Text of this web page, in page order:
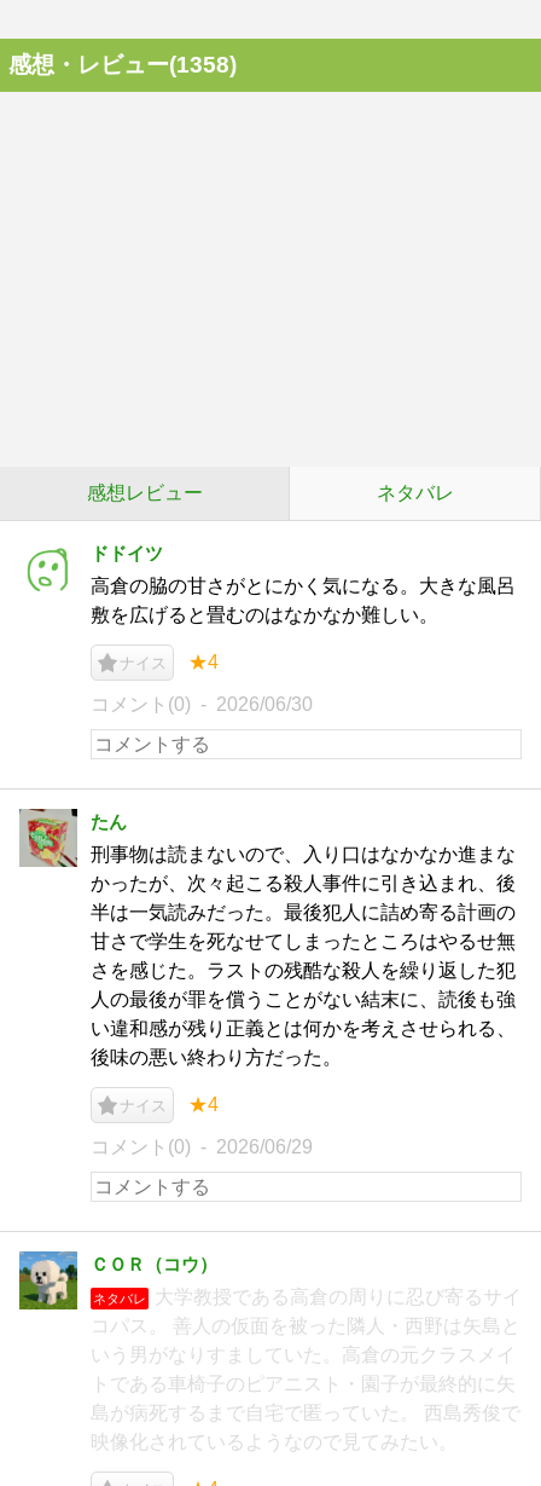
感想・レビュー(1358)
感想レビュー ネタバレ
ドドイツ
高倉の脇の甘さがとにかく気になる。大きな風呂
敷を広げると畳むのはなかなか難しい。
ナイス ★4
コメント(0) 2026/06/30
たん
刑事物は読まないので、入り口はなかなか進まな
かったが、次々起こる殺人事件に引き込まれ、後
半は一気読みだった。最後犯人に詰め寄る計画の
甘さで学生を死なせてしまったところはやるせ無
さを感じた。ラストの残酷な殺人を繰り返した犯
人の最後が罪を償うことがない結末に、読後も強
い違和感が残り正義とは何かを考えさせられる、
後味の悪い終わり方だった。
ナイス ★4
コメント(0) 2026/06/29
ＣＯＲ（コウ）
ネタバレ
大学教授である高倉の周りに忍び寄るサイ
コパス。 善人の仮面を被った隣人・西野は矢島と
いう男がなりすましていた。高倉の元クラスメイ
トである車椅子のピアニスト・園子が最終的に矢
島が病死するまで自宅で匿っていた。 西島秀俊で
映像化されているようなので見てみたい。